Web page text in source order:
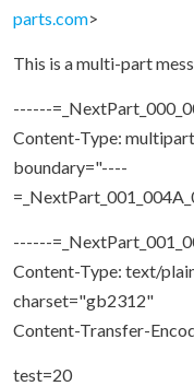
parts.com>
This is a multi-part
------
Content-Type:
boundary="----
------
Content-Type: text/
charset="gb2312"
Content-Transfer-
test=20